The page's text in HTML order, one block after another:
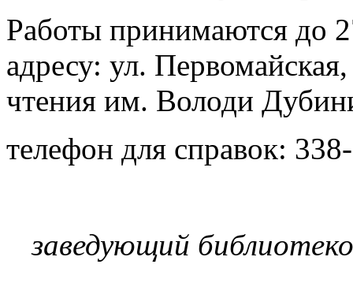
Работы принимаются до
адресу: ул.
чтения им. Володи
телефон для справок:
заведующий